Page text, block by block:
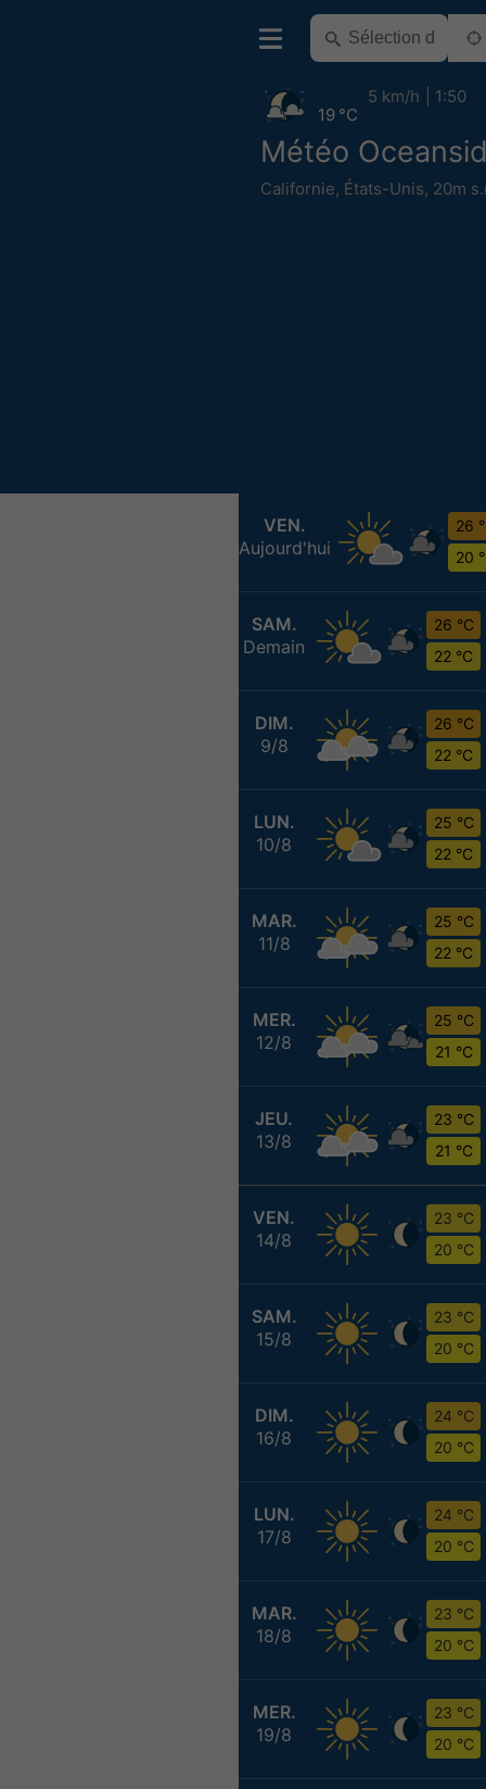
Météo
Californie, États-Unis, 20m
19 °C
5 km/h 1:50
VEN.
Aujourd'hui
26
20
SAM.
Demain
26 °C
22 °C
DIM.
9/8
26 °C
22 °C
LUN.
10/8
25 °C
22 °C
MAR.
11/8
25 °C
22 °C
MER.
12/8
25 °C
21 °C
JEU.
13/8
23 °C
21 °C
VEN.
14/8
23 °C
20 °C
SAM.
15/8
23 °C
20 °C
DIM.
16/8
24 °C
20 °C
LUN.
17/8
24 °C
20 °C
MAR.
18/8
23 °C
20 °C
MER.
19/8
23 °C
20 °C